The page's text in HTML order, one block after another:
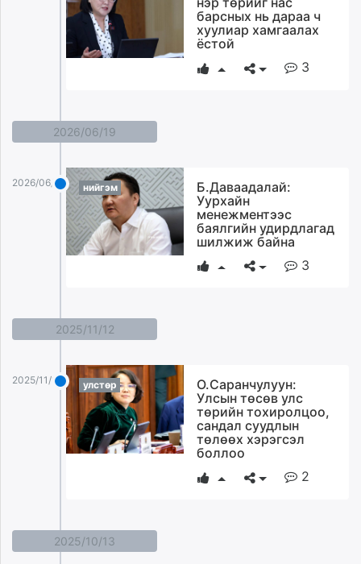
eagle.mn
zarig.mn
today.mn
mminfo.mn
ugluu.mn
shudarga.mn
unuudur.mn
mglradio.com
tvmongolia.mn
mass.mn
барсных нь дараа ч
хуулиар хамгаалах
ёстой
3
2026/06/19
2026/06/19 нийгэм
Б.Даваадалай:
Уурхайн
менежментээс
баялгийн удирдлагад
шилжиж байна
3
2025/11/12
2025/11/12 улстөр
О.Саранчулуун:
Улсын төсөв улс
төрийн тохиролцоо,
сандал суудлын
төлөөх хэрэгсэл
боллоо
2
2025/10/13